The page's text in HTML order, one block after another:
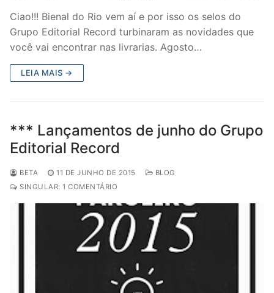
Ciao!!! Bienal do Rio vem aí e por isso os selos do
Grupo Editorial Record turbinaram as novidades que
você vai encontrar nas livrarias. Agosto…
LEIA MAIS →
*** Lançamentos de junho do Grupo
Editorial Record
BETA 11 DE JUNHO DE 2015
BLOG
SINGULAR: 1 COMENTÁRIO